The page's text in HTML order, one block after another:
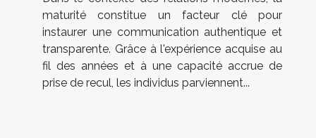
maturité constitue un facteur clé pour
instaurer une communication authentique et
transparente. Grâce à l'expérience acquise au
fil des années et à une capacité accrue de
prise de recul, les individus parviennent...